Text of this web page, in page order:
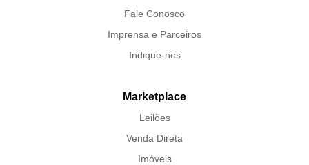
Fale Conosco
Imprensa e Parceiros
Indique-nos
Marketplace
Leilões
Venda Direta
Imóveis